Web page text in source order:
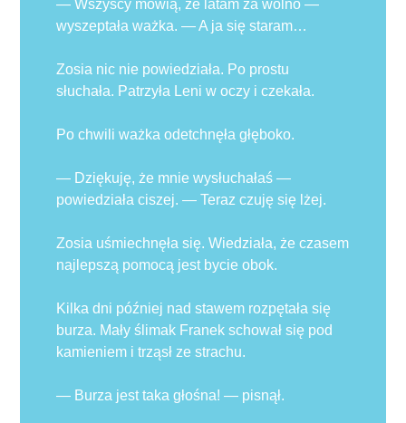
— Wszyscy mówią, że latam za wolno —
wyszeptała ważka. — A ja się staram…
Zosia nic nie powiedziała. Po prostu
słuchała. Patrzyła Leni w oczy i czekała.
Po chwili ważka odetchnęła głęboko.
— Dziękuję, że mnie wysłuchałaś —
powiedziała ciszej. — Teraz czuję się lżej.
Zosia uśmiechnęła się. Wiedziała, że czasem
najlepszą pomocą jest bycie obok.
Kilka dni później nad stawem rozpętała się
burza. Mały ślimak Franek schował się pod
kamieniem i trząsł ze strachu.
— Burza jest taka głośna! — pisnął.